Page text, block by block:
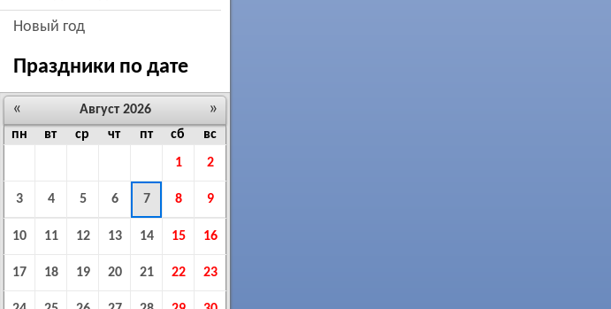
новый год
Праздники по дате
« »
Август 2026
пн
вт ср чт пт сб
вс
1
2
3 4 5 6 7 8 9
10 11 12 13 14 15 16
17 18 19 20 21 22 23